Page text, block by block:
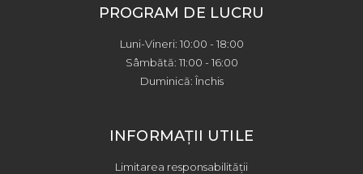
PROGRAM DE LUCRU
Luni-Vineri: 10:00 - 18:00
Sâmbătă: 11:00 - 16:00
Duminică: Închis
INFORMAȚII UTILE
Limitarea responsabilității